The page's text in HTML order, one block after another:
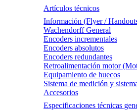
Artículos técnicos
Información (Flyer /
Wachendorff General
Encoders incrementales
Encoders absolutos
Encoders redundantes
Retroalimentación motor
Equipamiento de huecos
Sistema de medición y
Accesorios
Especificaciones técnicas